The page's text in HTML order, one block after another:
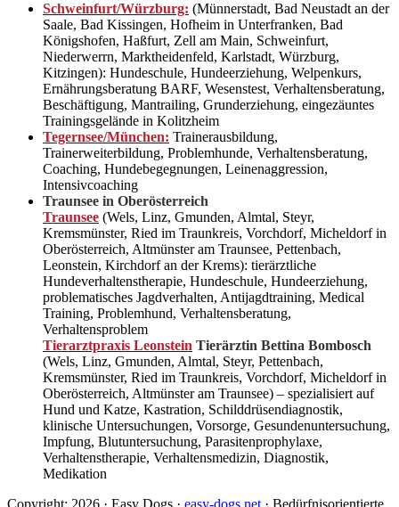
Schweinfurt/Würzburg: (Münnerstadt, Bad Neustadt an der
Saale, Bad Kissingen, Hofheim in Unterfranken, Bad
Königshofen, Haßfurt, Zell am Main, Schweinfurt,
Niederwerrn, Marktheidenfeld, Karlstadt, Würzburg,
Kitzingen): Hundeschule, Hundeerziehung, Welpenkurs,
Ernährungsberatung BARF, Wesenstest, Verhaltensberatung,
Beschäftigung, Mantrailing, Grunderziehung, eingezäuntes
Trainingsgelände in Kolitzheim
Tegernsee/München: Trainerausbildung,
Trainerweiterbildung, Problemhunde, Verhaltensberatung,
Coaching, Hundebegegnungen, Leinenaggression,
Intensivcoaching
Traunsee in Oberösterreich
Traunsee (Wels, Linz, Gmunden, Almtal, Steyr,
Kremsmünster, Ried im Traunkreis, Vorchdorf, Micheldorf in
Oberösterreich, Altmünster am Traunsee, Pettenbach,
Leonstein, Kirchdorf an der Krems): tierärztliche
Hundeverhaltenstherapie, Hundeschule, Hundeerziehung,
problematisches Jagdverhalten, Antijagdtraining, Medical
Training, Problemhund, Verhaltensberatung,
Verhaltensproblem
Tierarztpraxis Leonstein Tierärztin Bettina Bombosch
(Wels, Linz, Gmunden, Almtal, Steyr, Pettenbach,
Kremsmünster, Ried im Traunkreis, Vorchdorf, Micheldorf in
Oberösterreich, Altmünster am Traunsee) – spezialisiert auf
Hund und Katze, Kastration, Schilddrüsendiagnostik,
klinische Untersuchungen, Vorsorge, Gesundenuntersuchung,
Impfung, Blutuntersuchung, Parasitenprophylaxe,
Verhaltenstherapie, Verhaltensmedizin, Diagnostik,
Medikation